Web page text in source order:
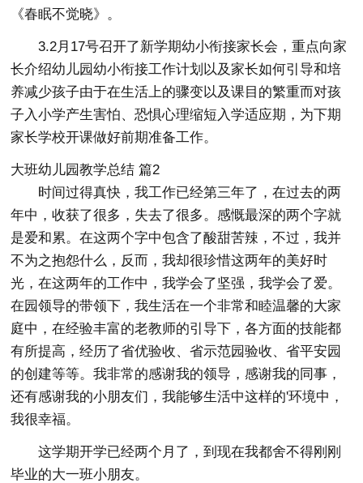
《春眠不觉晓》。
3.2月17号召开了新学期幼小衔接家长会，重点向家
长介绍幼儿园幼小衔接工作计划以及家长如何引导和培
养减少孩子由于在生活上的骤变以及课目的繁重而对孩
子入小学产生害怕、恐惧心理缩短入学适应期，为下期
家长学校开课做好前期准备工作。
大班幼儿园教学总结 篇2
时间过得真快，我工作已经第三年了，在过去的两
年中，收获了很多，失去了很多。感慨最深的两个字就
是爱和累。在这两个字中包含了酸甜苦辣，不过，我并
不为之抱怨什么，反而，我却很珍惜这两年的美好时
光，在这两年的工作中，我学会了坚强，我学会了爱。
在园领导的带领下，我生活在一个非常和睦温馨的大家
庭中，在经验丰富的老教师的引导下，各方面的技能都
有所提高，经历了省优验收、省示范园验收、省平安园
的创建等等。我非常的感谢我的领导，感谢我的同事，
还有感谢我的小朋友们，我能够生活中这样的'环境中，
我很幸福。
这学期开学已经两个月了，到现在我都舍不得刚刚
毕业的大一班小朋友。